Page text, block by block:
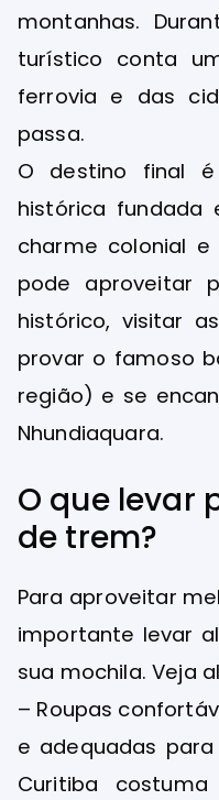
montanhas.
turístico conta
ferrovia e das
passa.
O destino final
histórica fundada
charme colonial
pode aproveitar
histórico, visitar
provar o famoso
região) e se
Nhundiaquara.
O que levar
de trem?
Para aproveitar
importante levar
sua mochila. Veja
– Roupas
e adequadas
Curitiba